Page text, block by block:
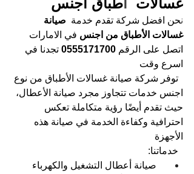
غسالات
طباق اجنس
نحن افضل شركة تقدم خدمة صيانة
غسالات الأطباق من اجنس في الامارات
اتصل على الرقم 0555171700 تجدنا في
اسرع وقت
توفر شركة صيانة غسالات الأطباق من نوع
اجنس خدمات تتجاوز مجرد صيانة الأعطال،
حيث تقدم أيضًا رؤية متكاملة تعكس
احترافية وكفاءة الخدمة في صيانة هذه
الأجهزة
خدماتنا:
صيانة أعطال التشغيل والكهرباء